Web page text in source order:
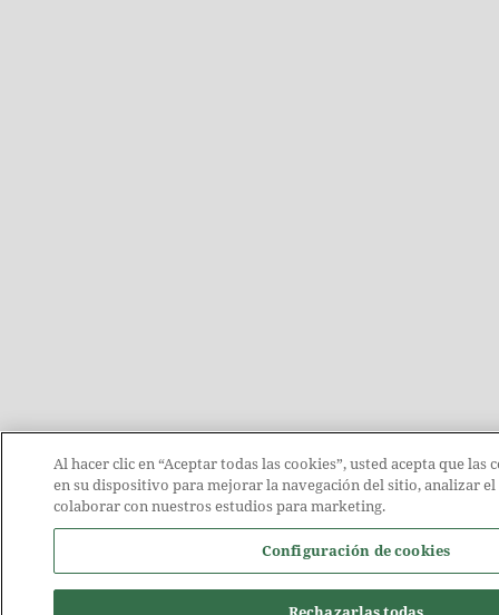
Al hacer clic en “Aceptar todas las cookies”, usted acepta que las
en su dispositivo para mejorar la navegación del sitio, analizar el
colaborar con nuestros estudios para marketing.
Configuración de cookies